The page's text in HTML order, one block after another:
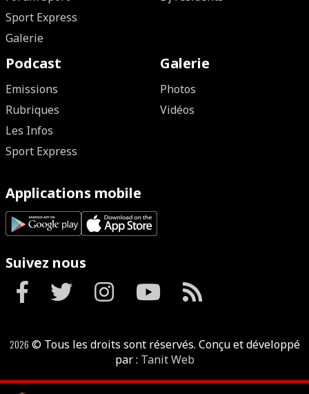
Sport Express
Galerie
Podcast
Emissions
Rubriques
Les Infos
Sport Express
Galerie
Photos
Vidéos
Applications mobile
Suivez nous
2026 © Tous les droits sont réservés. Conçu et développé
par : Tanit Web